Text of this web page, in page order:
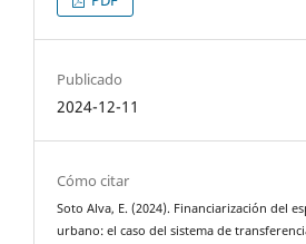
Publicado
2024-12-11
Cómo citar
Soto Alva, E. (2024). Financiarización del
urbano: el caso del sistema de